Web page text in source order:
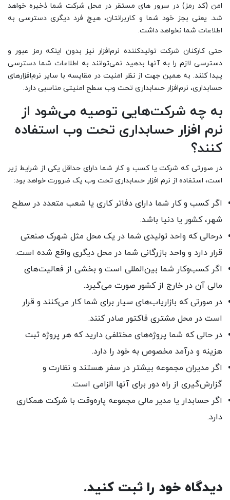
امن (کد رمز) در سرور های مستقر در محل شرکت شما ذخیره خواهد
شد. یعنی بجز خود شما و کاربرانتان، هیچ فرد دیگری دسترسی به
اطلاعات شما نخواهد داشت.
حتی کارکنان شرکت تولیدکننده نرم‌افزار نیز بدون اینکه رمز عبور و
دسترسی لازم را به آنها بدهید نمی‌توانند به اطلاعات شما دسترسی
پیدا کنند. به همین جهت از نظر امنیت در مقایسه با سایر نرم‌افزارهای
حسابداری، نرم‌افزار حسابداری تحت وب سطح امنیتی مناسبی دارد.
به چه شرکت‌هایی توصیه می‌شود از
نرم افزار حسابداری تحت وب استفاده
کنند؟
در صورتی که شرکت یا کسب و کار شما دارای حداقل یکی از شرایط زیر
است، استفاده از نرم افزار حسابداری تحت وب یک ضرورت خواهد بود:
اگر کسب و کار شما دارای دفاتر کاری یا شعب متعدد در سطح
شهر، کشور یا دنیا باشد.
درحالی که واحد تولیدی شما در یک محل مثل شهرک صنعتی
قرار دارد و واحد بازرگانی شما در محل دیگری واقع شده است.
اگر کسب‌و‌کار شما بین‌المللی است و بخشی از فعالیت‌های
مالی آن در خارج از کشور صورت می‌گیرد.
در صورتی که بازاریاب‌های سیار برای شما کار می‌کنند و قرار
است در محل مشتری فاکتور صادر کنند.
در حالی که شما پروژه‌های مختلفی دارید که هر پروژه ثبت
هزینه و درآمد مخصوص به خود را دارد.
اگر مدیران مجموعه بیشتر در سفر هستند و نظارت و
گزارش‌گیری از راه دور برای آنها الزامی است.
اگر حسابدار یا مدیر مالی مجموعه پاره‌وقت با شرکت همکاری
دارد.
دیدگاه خود را ثبت کنید.